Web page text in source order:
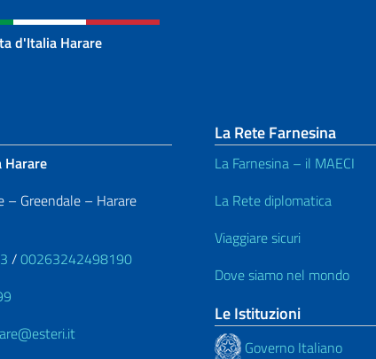
d'Italia Harare
Harare
– Greendale – Harare
/00263242498190
La Rete Farnesina
La Farnesina – il MAECI
La Rete diplomatica
Viaggiare sicuri
Dove siamo nel mondo
Le Istituzioni
Governo Italiano